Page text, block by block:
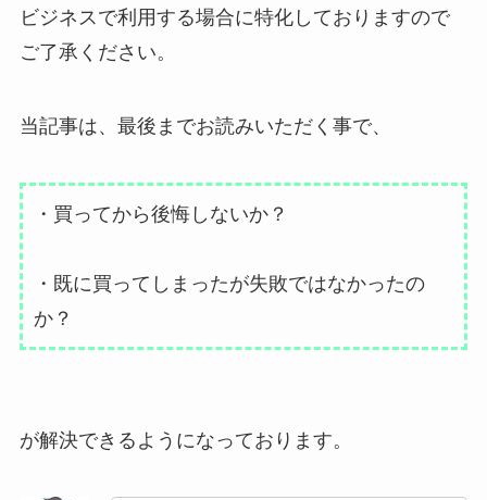
ビジネスで利用する場合に特化しておりますので
ご了承ください。
当記事は、最後までお読みいただく事で、
・買ってから後悔しないか？
・既に買ってしまったが失敗ではなかったの
か？
が解決できるようになっております。